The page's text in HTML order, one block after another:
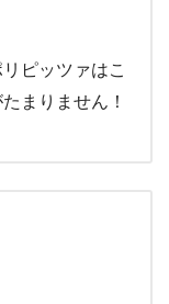
ピッツァはこ
まりません！